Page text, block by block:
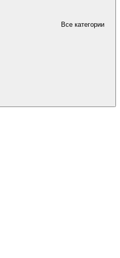
Все категории